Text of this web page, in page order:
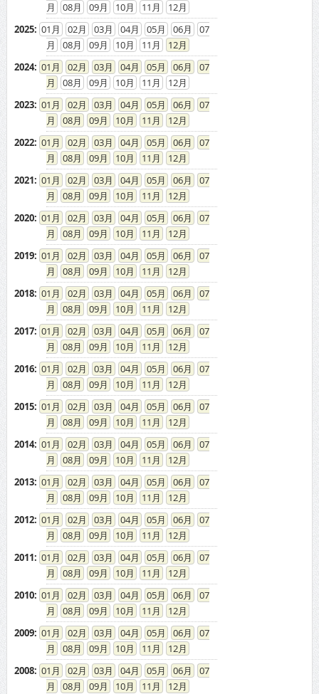
08
09 10 11
12
2025: 01 02 03 04 05 06
07
08
09 10 11
12
2024: 01 02 03 04 05 06
07
08
09 10 11
12
2023: 01 02 03 04 05 06
07
08
09 10 11
12
2022: 01 02 03 04 05 06
07
08
09 10 11
12
2021: 01 02 03 04 05 06
07
08
09 10 11
12
2020: 01 02 03 04 05 06
07
08
09 10 11
12
2019: 01 02 03 04 05 06
07
08
09 10 11
12
2018: 01 02 03 04 05 06
07
08
09 10 11
12
2017: 01 02 03 04 05 06
07
08
09 10 11
12
2016: 01 02 03 04 05 06
07
08
09 10 11
12
2015: 01 02 03 04 05 06
07
08
09 10 11
12
2014: 01 02 03 04 05 06
07
08
09 10 11
12
2013: 01 02 03 04 05 06
07
08
09 10 11
12
2012: 01 02 03 04 05 06
07
08
09 10 11
12
2011: 01 02 03 04 05 06
07
08
09 10 11
12
2010: 01 02 03 04 05 06
07
08
09 10 11
12
2009: 01 02 03 04 05 06
07
08
09 10 11
12
2008: 01 02 03 04 05 06
07
08
09 10 11
12